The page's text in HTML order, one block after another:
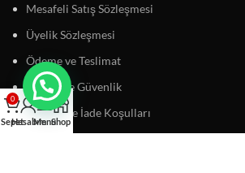
Mesafeli Satış Sözleşmesi
Üyelik Sözleşmesi
Ödeme ve Teslimat
Gizlilik ve Güvenlik
Garanti ve İade Koşulları
0
SepetHesabımMenuShop